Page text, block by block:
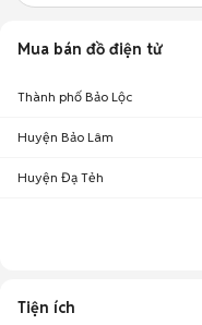
Mua bán đồ điện tử
Thành phố Bảo Lộc
Huyện Bảo Lâm
Huyện Đạ Tẻh
Tiện ích